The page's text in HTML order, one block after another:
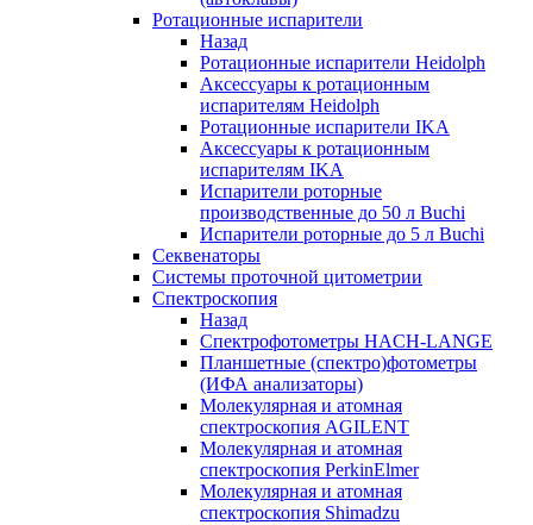
Ротационные испарители
Назад
Ротационные испарители Heidolph
Аксессуары к ротационным
испарителям Heidolph
Ротационные испарители IKA
Аксессуары к ротационным
испарителям IKA
Испарители роторные
производственные до 50 л Buchi
Испарители роторные до 5 л Buchi
Секвенаторы
Системы проточной цитометрии
Спектроскопия
Назад
Спектрофотометры HACH-LANGE
Планшетные (спектро)фотометры
(ИФА анализаторы)
Молекулярная и атомная
спектроскопия AGILENT
Молекулярная и атомная
спектроскопия PerkinElmer
Молекулярная и атомная
спектроскопия Shimadzu